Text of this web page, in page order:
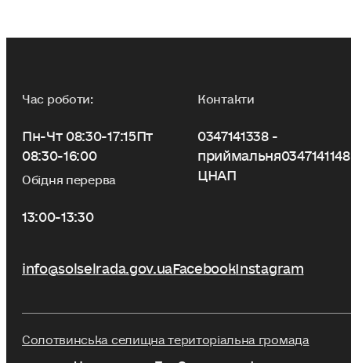
Час роботи:
Пн-Чт 08:30-17:15Пт
08:30-16:00
Обідня перерва
13:00-13:30
Контакти
0347141338 -
приймальня
ЦНАП
info@solselrada.gov.uaFacebookInstagram
Солотвинська селищна територіальна громада